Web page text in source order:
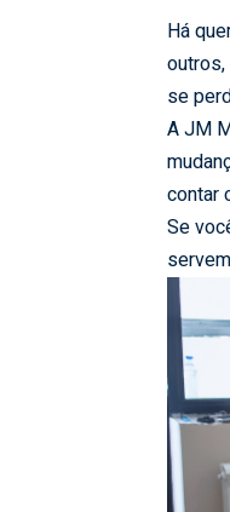
Há
se
A JM
contar
Se